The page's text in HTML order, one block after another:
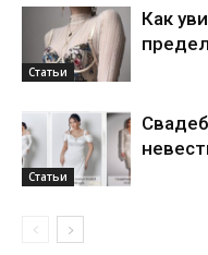
Статьи
Как
Статьи